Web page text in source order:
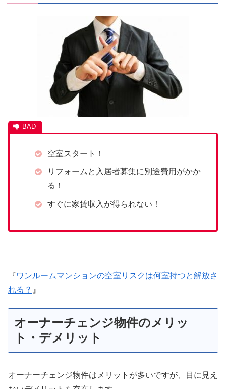
空室スタート！
リフォームと入居者募集に別途費用がかか
る！
すぐに家賃収入が得られない！
『ワンルームマンションの空室リスクは何室持つと解放さ
れる？ 』
オーナーチェンジ物件のメリッ
ト・デメリット
オーナーチェンジ物件はメリットが多いですが、目に見え